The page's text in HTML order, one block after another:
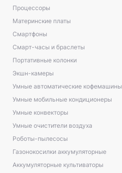
Процессоры
Материнские платы
Смартфоны
Смарт-часы и браслеты
Портативные колонки
Экшн-камеры
Умные автоматические кофемашины
Умные мобильные кондиционеры
Умные конвекторы
Умные очистители воздуха
Роботы-пылесосы
Газонокосилки аккумуляторные
Аккумуляторные культиваторы